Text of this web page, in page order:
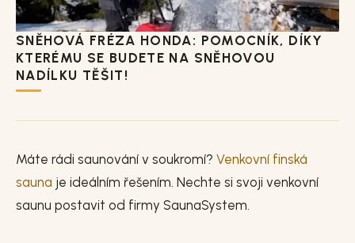
SNĚHOVÁ FRÉZA HONDA: POMOCNÍK, DÍKY
KTERÉMU SE BUDETE NA SNĚHOVOU
NADÍLKU TĚŠIT!
Máte rádi saunování v soukromí? Venkovní finská
sauna je ideálním řešením. Nechte si svoji venkovní
saunu postavit od firmy SaunaSystem.